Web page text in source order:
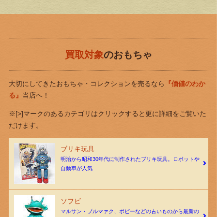
買取対象のおもちゃ
大切にしてきたおもちゃ・コレクションを売るなら
『価値のわか
る』 当店へ！
※[>]マークのあるカテゴリはクリックすると更に詳細をご覧いた
だけます。
ブリキ玩具
明治から昭和30年代に制作されたブリキ玩具。ロボットや
自動車が人気
ソフビ
マルサン・ブルマァク、ポピーなどの古いものから最新の